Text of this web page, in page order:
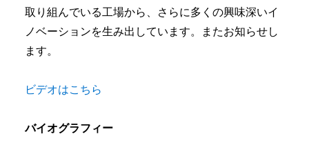
取り組んでいる工場から、さらに多くの興味深いイ
ノベーションを生み出しています。またお知らせし
ます。
ビデオはこちら
バイオグラフィー